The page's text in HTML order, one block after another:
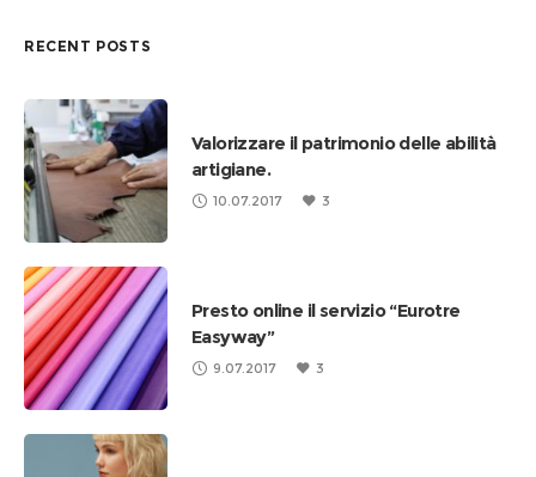
RECENT POSTS
Valorizzare il patrimonio delle abilità
artigiane.
10.07.2017 3
Presto online il servizio “Eurotre
Easyway”
9.07.2017 3